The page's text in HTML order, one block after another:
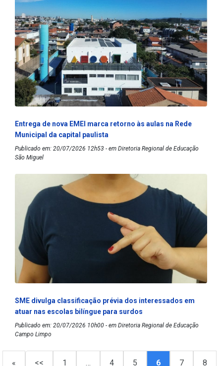
Entrega de nova EMEI marca retorno às aulas na Rede
Municipal da capital paulista
Publicado em: 20/07/2026 12h53 - em Diretoria Regional de Educação
São Miguel
SME divulga classificação prévia dos interessados em
atuar nas escolas bilíngue para surdos
Publicado em: 20/07/2026 10h00 - em Diretoria Regional de Educação
Campo Limpo
« << 1 … 4 5 6 7 8